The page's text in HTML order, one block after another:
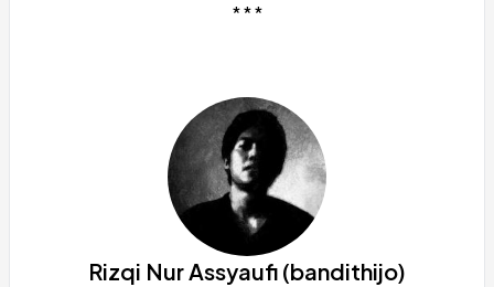
* * *
Rizqi Nur Assyaufi (bandithijo)